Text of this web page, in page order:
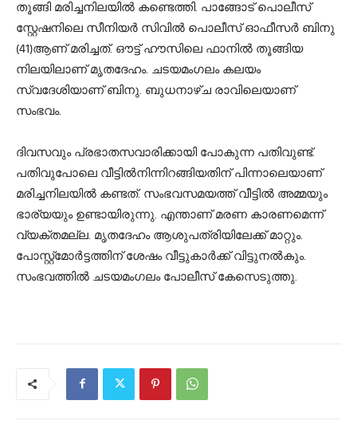
തൂങ്ങി മരിച്ചനിലയിൽ കണ്ടെത്തി. പാങ്ങോട് പൊലീസ്
സ്റ്റേഷനിലെ സീനിയർ സിവിൽ പൊലീസ് ഓഫീസർ ബിനു
(41)ആണ് മരിച്ചത്. ഔട്ട് ഹൗസിലെ ഫാനിൽ തൂങ്ങിയ
നിലയിലാണ് മൃതദേഹം. ചടയമംഗലം കലയം
സ്വദേശിയാണ് ബിനു. ബുധനാഴ്ച രാവിലെയാണ്
സംഭവം.
ദിവസവും പ്രഭാതസവാരിക്കായി പോകുന്ന പതിവുണ്ട്.
പതിവുപോലെ വീട്ടിൽനിന്നിറങ്ങിയതിന് പിന്നാലെയാണ്
മരിച്ചനിലയിൽ കണ്ടത്. സംഭവസമയത്ത് വീട്ടിൽ അമ്മയും
ഭാര്യയും ഉണ്ടായിരുന്നു. എന്താണ് മരണ കാരണമെന്ന്
വ്യക്തമല്ല. മൃതദേഹം ആശുപത്രിയിലേക്ക് മാറ്റും.
പോസ്റ്റ്മോർട്ടത്തിന് ശേഷം വീട്ടുകാർക്ക് വിട്ടുനൽകും.
സംഭവത്തിൽ ചടയമംഗലം പോലീസ് കേസെടുത്തു.